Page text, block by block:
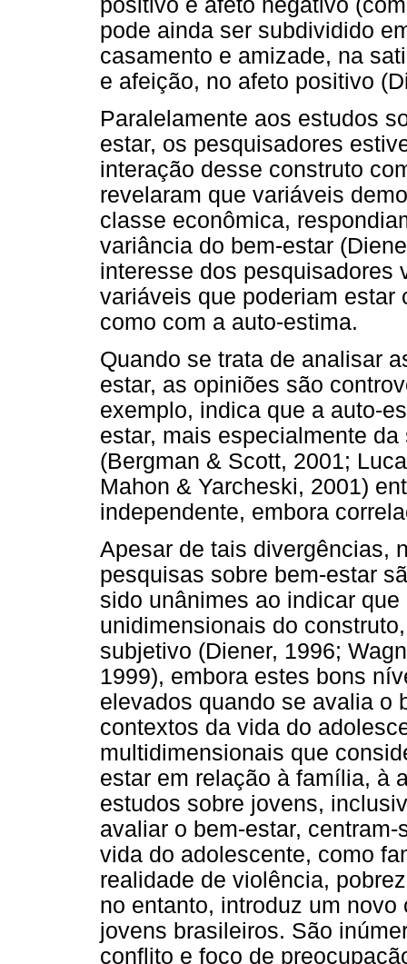
pode ainda ser subdividido
casamento e amizade, na
e afeição, no afeto positivo
Paralelamente aos estudos
estar, os pesquisadores
interação desse construto
revelaram que variáveis
classe econômica,
variância do bem-estar
interesse dos pesquisadores
variáveis que poderiam estar
como com a auto-estima.
Quando se trata de analisar
estar, as opiniões são
exemplo, indica que a auto-
estar, mais especialmente
(Bergman & Scott, 2001;
Mahon & Yarcheski, 2001)
independente, embora
Apesar de tais divergências,
pesquisas sobre bem-estar
sido unânimes ao indicar
unidimensionais do
subjetivo (Diener, 1996;
1999), embora estes bons
elevados quando se avalia o
contextos da vida do
multidimensionais que
estar em relação à família, à
estudos sobre jovens,
avaliar o bem-estar,
vida do adolescente, como
realidade de violência,
no entanto, introduz um
jovens brasileiros. São
conflito e foco de